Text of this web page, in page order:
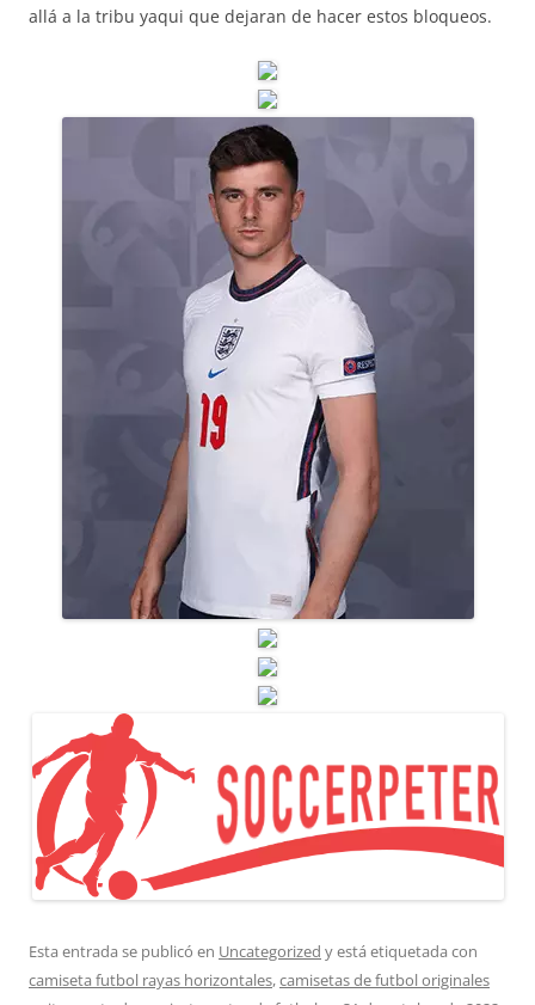
allá a la tribu yaqui que dejaran de hacer estos bloqueos.
Esta entrada se publicó en Uncategorized y está etiquetada con
camiseta futbol rayas horizontales,camisetas de futbol originales